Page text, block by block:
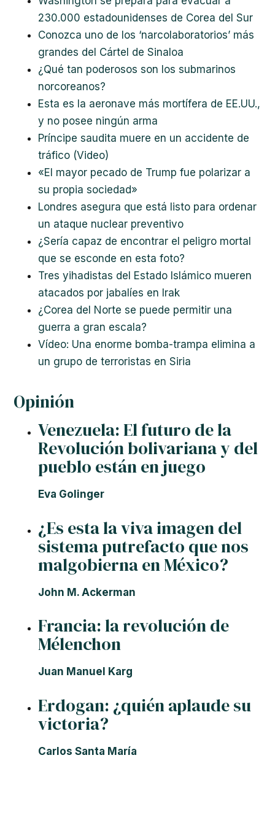
230.000 estadounidenses de Corea del Sur
Conozca uno de los ‘narcolaboratorios’ más
grandes del Cártel de Sinaloa
¿Qué tan poderosos son los submarinos
norcoreanos?
Esta es la aeronave más mortífera de EE.UU.,
y no posee ningún arma
Príncipe saudita muere en un accidente de
tráfico (Video)
«El mayor pecado de Trump fue polarizar a
su propia sociedad»
Londres asegura que está listo para ordenar
un ataque nuclear preventivo
¿Sería capaz de encontrar el peligro mortal
que se esconde en esta foto?
Tres yihadistas del Estado Islámico mueren
atacados por jabalíes en Irak
¿Corea del Norte se puede permitir una
guerra a gran escala?
Vídeo: Una enorme bomba-trampa elimina a
un grupo de terroristas en Siria
Opinión
Venezuela: El futuro de la
Revolución bolivariana y del
pueblo están en juego
Eva Golinger
¿Es esta la viva imagen del
sistema putrefacto que nos
malgobierna en México?
John M. Ackerman
Francia: la revolución de
Mélenchon
Juan Manuel Karg
Erdogan: ¿quién aplaude su
victoria?
Carlos Santa María